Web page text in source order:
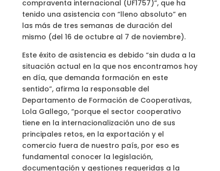
compraventa internacional (UF1757)”, que ha
tenido una asistencia con “lleno absoluto” en
las más de tres semanas de duración del
mismo (del 16 de octubre al 7 de noviembre).
Este éxito de asistencia es debido “sin duda a la
situación actual en la que nos encontramos hoy
en día, que demanda formación en este
sentido”, afirma la responsable del
Departamento de Formación de Cooperativas,
Lola Gallego, “porque el sector cooperativo
tiene en la internacionalización uno de sus
principales retos, en la exportación y el
comercio fuera de nuestro país, por eso es
fundamental conocer la legislación,
documentación y gestiones requeridas a la